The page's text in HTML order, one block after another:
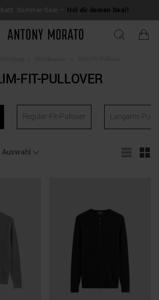
Sommer-Sale –Hol dir deinen Deal!
Antony Morato - Official
FIT-PULLOVER
Regular-Fit-Pullover Langarm-